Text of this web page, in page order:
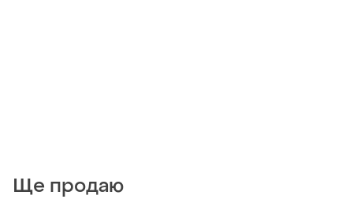
Ще продаю